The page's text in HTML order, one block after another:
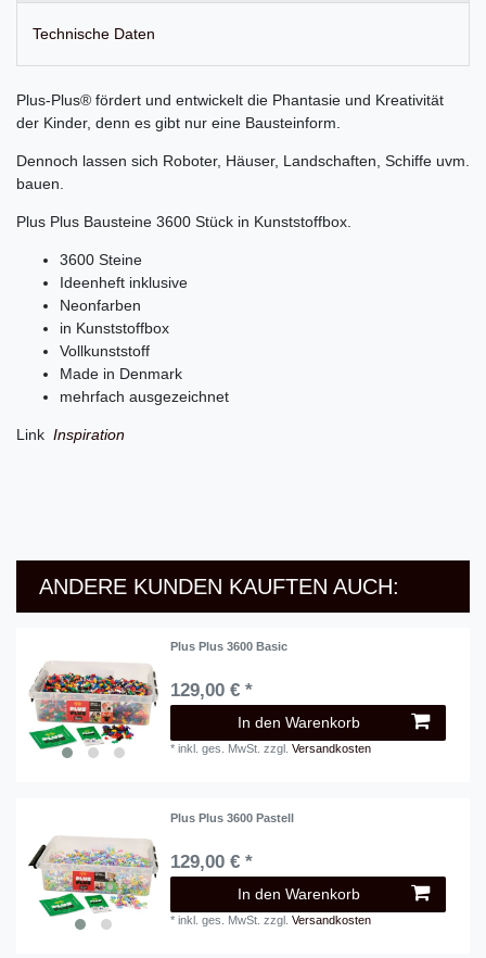
Technische Daten
Plus-Plus® fördert und entwickelt die Phantasie und Kreativität
der Kinder, denn es gibt nur eine Bausteinform.
Dennoch lassen sich Roboter, Häuser, Landschaften, Schiffe uvm.
bauen.
Plus Plus Bausteine 3600 Stück in Kunststoffbox.
3600 Steine
Ideenheft inklusive
Neonfarben
in Kunststoffbox
Vollkunststoff
Made in Denmark
mehrfach ausgezeichnet
Link Inspiration
ANDERE KUNDEN KAUFTEN AUCH:
Plus Plus 3600 Basic
129,00 € *
In den Warenkorb
*inkl. ges. MwSt. zzgl.Versandkosten
Plus Plus 3600 Pastell
129,00 € *
In den Warenkorb
*inkl. ges. MwSt. zzgl.Versandkosten